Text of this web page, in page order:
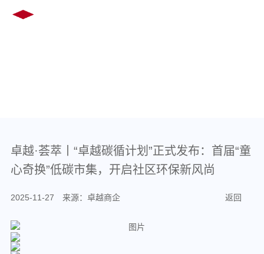
卓越·荟萃丨“卓越碳循计划”正式发布：首届“童
心奇换”低碳市集，开启社区环保新风尚
2025-11-27 来源：卓越商企 返回